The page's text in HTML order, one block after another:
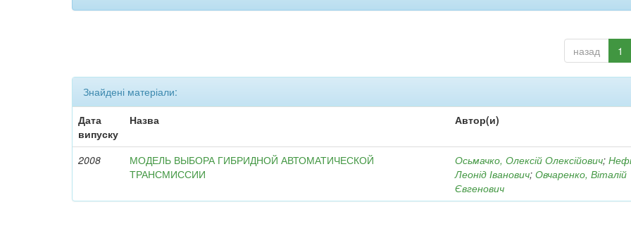
назад 1
Знайдені матеріали:
Дата
випуску
Назва Автор(и)
2008
МОДЕЛЬ ВЫБОРА ГИБРИДНОЙ АВТОМАТИЧЕСКОЙ
ТРАНСМИССИИ
Осьмачко, Олексій Олексійович;
Леонід Іванович;Овчаренко, Віталій
Євгенович